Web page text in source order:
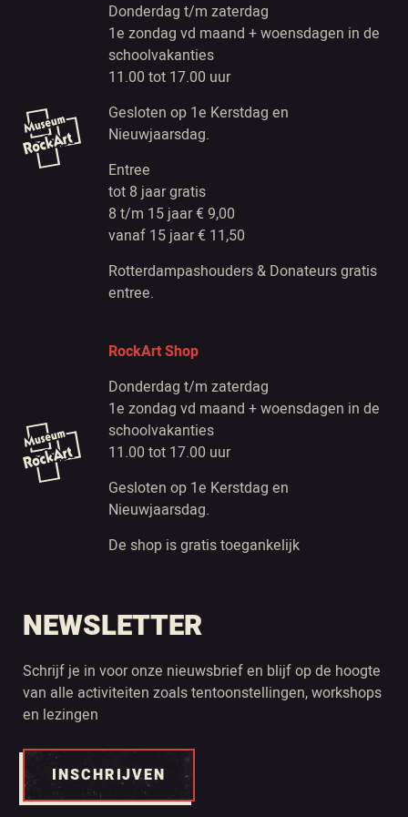
Donderdag t/m zaterdag
1e zondag vd maand + woensdagen in de
schoolvakanties
11.00 tot 17.00 uur
Gesloten op 1e Kerstdag en
Nieuwjaarsdag.
Entree
tot 8 jaar gratis
8 t/m 15 jaar € 9,00
vanaf 15 jaar € 11,50
Rotterdampashouders & Donateurs gratis
entree.
RockArt Shop
Donderdag t/m zaterdag
1e zondag vd maand + woensdagen in de
schoolvakanties
11.00 tot 17.00 uur
Gesloten op 1e Kerstdag en
Nieuwjaarsdag.
De shop is gratis toegankelijk
NEWSLETTER
Schrijf je in voor onze nieuwsbrief en blijf op de hoogte
van alle activiteiten zoals tentoonstellingen, workshops
en lezingen
INSCHRIJVEN